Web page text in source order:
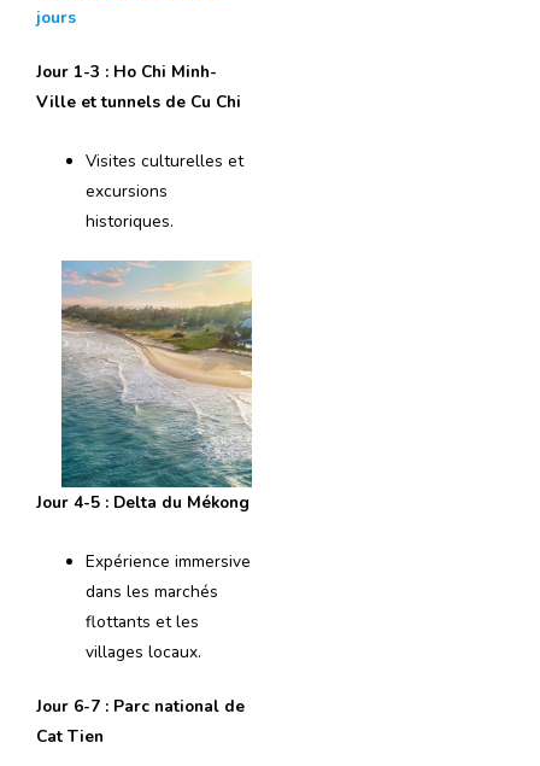
jours
Jour 1-3 : Ho Chi Minh-
Ville et tunnels de Cu Chi
Visites culturelles et
excursions
historiques.
Jour 4-5 : Delta du Mékong
Expérience immersive
dans les marchés
flottants et les
villages locaux.
Jour 6-7 : Parc national de
Cat Tien